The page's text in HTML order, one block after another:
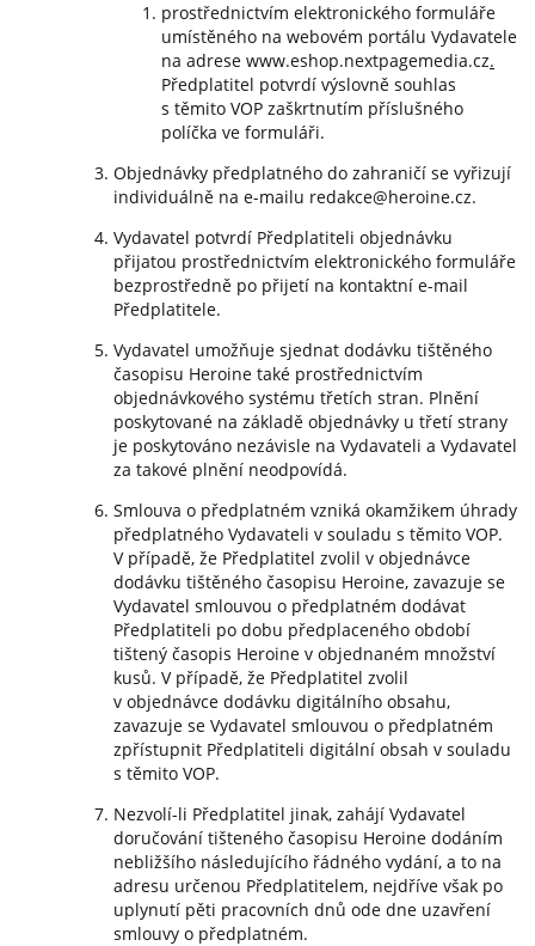
prostřednictvím elektronického formuláře
umístěného na webovém portálu Vydavatele
na adrese www.eshop.nextpagemedia.cz.
Předplatitel potvrdí výslovně souhlas
s těmito VOP zaškrtnutím příslušného
políčka ve formuláři.
Objednávky předplatného do zahraničí se vyřizují
individuálně na e-mailu redakce@heroine.cz.
Vydavatel potvrdí Předplatiteli objednávku
přijatou prostřednictvím elektronického formuláře
bezprostředně po přijetí na kontaktní e-mail
Předplatitele.
Vydavatel umožňuje sjednat dodávku tištěného
časopisu Heroine také prostřednictvím
objednávkového systému třetích stran. Plnění
poskytované na základě objednávky u třetí strany
je poskytováno nezávisle na Vydavateli a Vydavatel
za takové plnění neodpovídá.
Smlouva o předplatném vzniká okamžikem úhrady
předplatného Vydavateli v souladu s těmito VOP.
V případě, že Předplatitel zvolil v objednávce
dodávku tištěného časopisu Heroine, zavazuje se
Vydavatel smlouvou o předplatném dodávat
Předplatiteli po dobu předplaceného období
tištený časopis Heroine v objednaném množství
kusů. V případě, že Předplatitel zvolil
v objednávce dodávku digitálního obsahu,
zavazuje se Vydavatel smlouvou o předplatném
zpřístupnit Předplatiteli digitální obsah v souladu
s těmito VOP.
Nezvolí-li Předplatitel jinak, zahájí Vydavatel
doručování tišteného časopisu Heroine dodáním
nebližšího následujícího řádného vydání, a to na
adresu určenou Předplatitelem, nejdříve však po
uplynutí pěti pracovních dnů ode dne uzavření
smlouvy o předplatném.